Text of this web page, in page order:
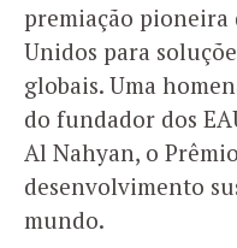
premiação pioneira
Unidos para
globais. Uma
do fundador dos
Al Nahyan, o
desenvolvimento
mundo.